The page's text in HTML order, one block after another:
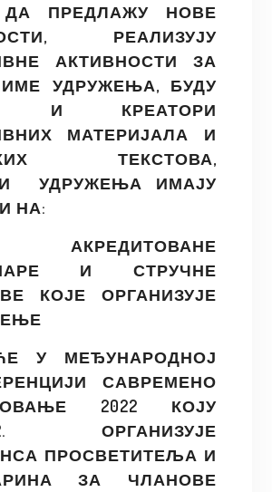
ПРЕДЛАЖУ НОВЕ
РЕАЛИЗУЈУ
АКТИВНОСТИ ЗА
УДРУЖЕЊА, БУДУ
И КРЕАТОРИ
МАТЕРИЈАЛА И
ТЕКСТОВА,
УДРУЖЕЊА ИМАЈУ
НА:
И СТРУЧНЕ
КОЈЕ ОРГАНИЗУЈЕ
У МЕЂУНАРОДНОЈ
САВРЕМЕНО
2022 КОЈУ
ОРГАНИЗУЈЕ
ПРОСВЕТИТЕЉА И
ЗА ЧЛАНОВЕ